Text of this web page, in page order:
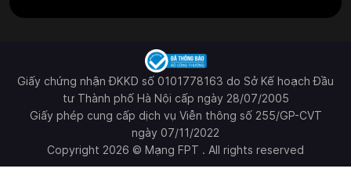
Giấy chứng nhận ĐKKD số 0101778163 do Sở Kế hoạch Đầu
tư Thành phố Hà Nội cấp ngày 28/07/2005
Giấy phép cung cấp dịch vụ Viễn thông số 255/GP-CVT
ngày 07/11/2022
Copyright 2026 © Mạng FPT . All rights reserved